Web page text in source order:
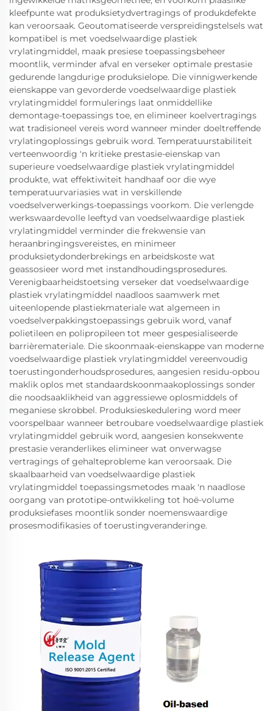
kleefpunte wat produksietydvertragings of produkdefekte
kan veroorsaak. Geoutomatiseerde verspreidingstelsels wat
kompatibel is met voedselwaardige plastiek
vrylatingmiddel, maak presiese toepassingsbeheer
moontlik, verminder afval en verseker optimale prestasie
gedurende langdurige produksielope. Die vinnigwerkende
eienskappe van gevorderde voedselwaardige plastiek
vrylatingmiddel formulerings laat onmiddellike
demontage-toepassings toe, en elimineer koelvertragings
wat tradisioneel vereis word wanneer minder doeltreffende
vrylatingoplossings gebruik word. Temperatuurstabiliteit
verteenwoordig 'n kritieke prestasie-eienskap van
superieure voedselwaardige plastiek vrylatingmiddel
produkte, wat effektiwiteit handhaaf oor die wye
temperatuurvariasies wat in verskillende
voedselverwerkings-toepassings voorkom. Die verlengde
werkswaardevolle leeftyd van voedselwaardige plastiek
vrylatingmiddel verminder die frekwensie van
heraanbringingsvereistes, en minimeer
produksietydonderbrekings en arbeidskoste wat
geassosieer word met instandhoudingsprosedures.
Verenigbaarheidstoetsing verseker dat voedselwaardige
plastiek vrylatingmiddel naadloos saamwerk met
uiteenlopende plastiekmateriale wat algemeen in
voedselverpakkingstoepassings gebruik word, vanaf
polietileen en polipropileen tot meer gespesialiseerde
barrièremateriale. Die skoonmaak-eienskappe van moderne
voedselwaardige plastiek vrylatingmiddel vereenvoudig
toerustingonderhoudsprosedures, aangesien residu-opbou
maklik oplos met standaardskoonmaakoplossings sonder
die noodsaaklikheid van aggressiewe oplosmiddels of
meganiese skrobbel. Produksieskedulering word meer
voorspelbaar wanneer betroubare voedselwaardige plastiek
vrylatingmiddel gebruik word, aangesien konsekwente
prestasie veranderlikes elimineer wat onverwagse
vertragings of gehalteprobleme kan veroorsaak. Die
skaalbaarheid van voedselwaardige plastiek
vrylatingmiddel toepassingsmetodes maak 'n naadlose
oorgang van prototipe-ontwikkeling tot hoë-volume
produksiefases moontlik sonder noemenswaardige
prosesmodifikasies of toerustingveranderinge.